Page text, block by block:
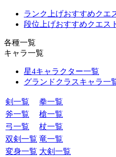
ランク上げおすすめクエ
段位上げおすすめクエス
各種一覧
キャラ一覧
星4キャラクター一覧
グランドクラスキャラ一
剣一覧
拳一覧
斧一覧
槍一覧
弓一覧
杖一覧
双剣一覧 竜一覧
変身一覧 大剣一覧